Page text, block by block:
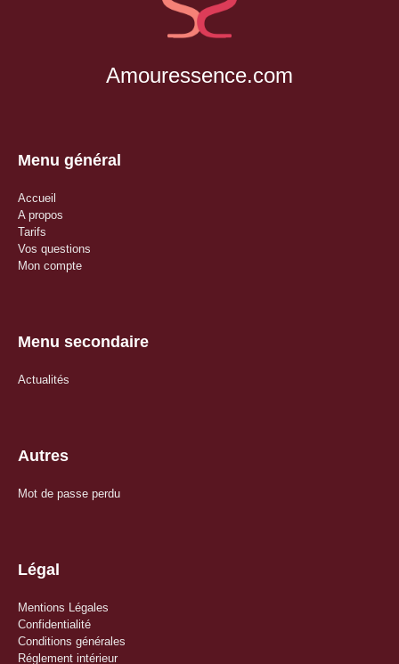
Amouressence.com
Menu général
Accueil
A propos
Tarifs
Vos questions
Mon compte
Menu secondaire
Actualités
Autres
Mot de passe perdu
Légal
Mentions Légales
Confidentialité
Conditions générales
Réglement intérieur